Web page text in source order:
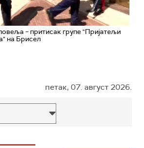
– притисак групе "Пријатељи
на Брисел
петак, 07. август 2026.